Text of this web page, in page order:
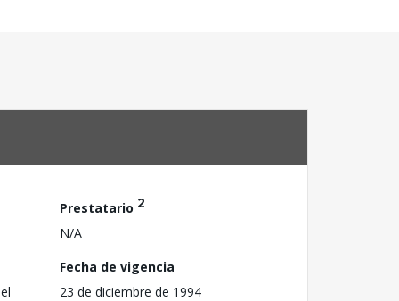
Prestatario 2
N/A
Fecha de vigencia
23 de diciembre de 1994